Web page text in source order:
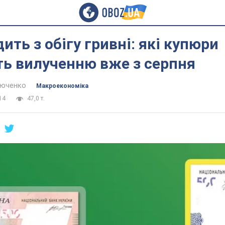
з обігу гривні: які купюри
вилученню вже з серпня
Mакроекономіка
47,0 т.